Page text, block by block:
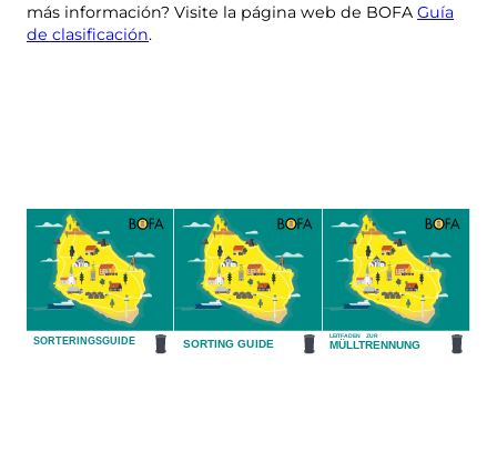
más información? Visite la página web de BOFA Guía
de clasificación.